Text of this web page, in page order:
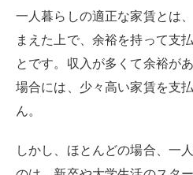
一人暮らしの適正な家賃とは
まえた上で、余裕を持って支
とです。収入が多くて余裕が
場合には、少々高い家賃を支
ん。
しかし、ほとんどの場合、一